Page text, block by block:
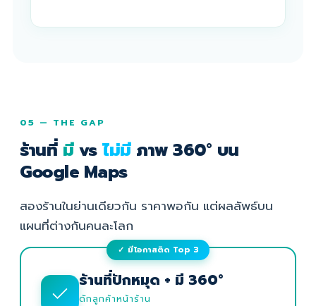
05 — THE GAP
ร้านที่ มีvsไม่มีภาพ 360° บน
Google Maps
สองร้านในย่านเดียวกัน ราคาพอกัน แต่ผลลัพธ์บน
แผนที่ต่างกันคนละโลก
ร้านที่ปักหมุด + มี 360°
ดักลูกค้าหน้าร้าน